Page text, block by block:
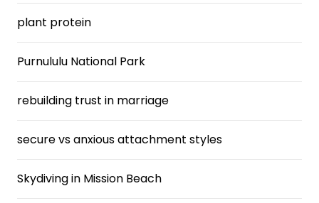
plant protein
Purnululu National Park
rebuilding trust in marriage
secure vs anxious attachment styles
Skydiving in Mission Beach